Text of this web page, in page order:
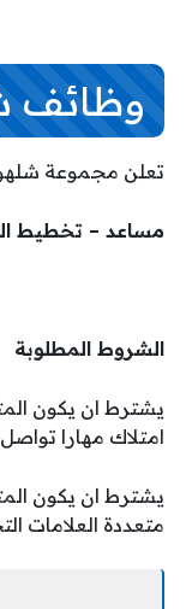
وظائف
تعلن مجموعة
مساعد – تخطيط
الشروط المطلوبة
يشترط ان يكون
امتلاك مهارا
متعددة العلامات